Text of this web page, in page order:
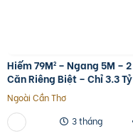
Hiếm 79M² – Ngang 5M – 2
Căn Riêng Biệt – Chỉ 3.3 Tỷ
Ngoài Cần Thơ
3 tháng